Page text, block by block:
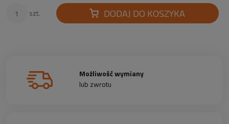
szt. DODAJ DO KOSZYKA
Możliwość wymiany
lub zwrotu